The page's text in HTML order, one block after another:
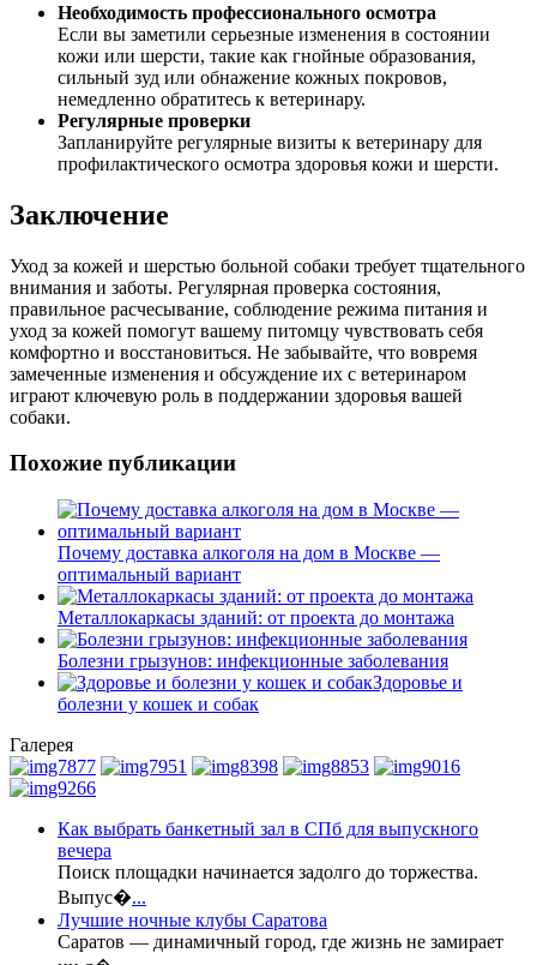
Необходимость профессионального осмотра
Если вы заметили серьезные изменения в состоянии
кожи или шерсти, такие как гнойные образования,
сильный зуд или обнажение кожных покровов,
немедленно обратитесь к ветеринару.
Регулярные проверки
Запланируйте регулярные визиты к ветеринару для
профилактического осмотра здоровья кожи и шерсти.
Заключение
Уход за кожей и шерстью больной собаки требует тщательного
внимания и заботы. Регулярная проверка состояния,
правильное расчесывание, соблюдение режима питания и
уход за кожей помогут вашему питомцу чувствовать себя
комфортно и восстановиться. Не забывайте, что вовремя
замеченные изменения и обсуждение их с ветеринаром
играют ключевую роль в поддержании здоровья вашей
собаки.
Похожие публикации
Почему доставка алкоголя на дом в Москве —
оптимальный вариант
Металлокаркасы зданий: от проекта до монтажа
Болезни грызунов: инфекционные заболевания
Здоровье и
болезни у кошек и собак
Галерея
Как выбрать банкетный зал в СПб для выпускного
вечера
Поиск площадки начинается задолго до торжества.
Выпус�...
Лучшие ночные клубы Саратова
Саратов — динамичный город, где жизнь не замирает